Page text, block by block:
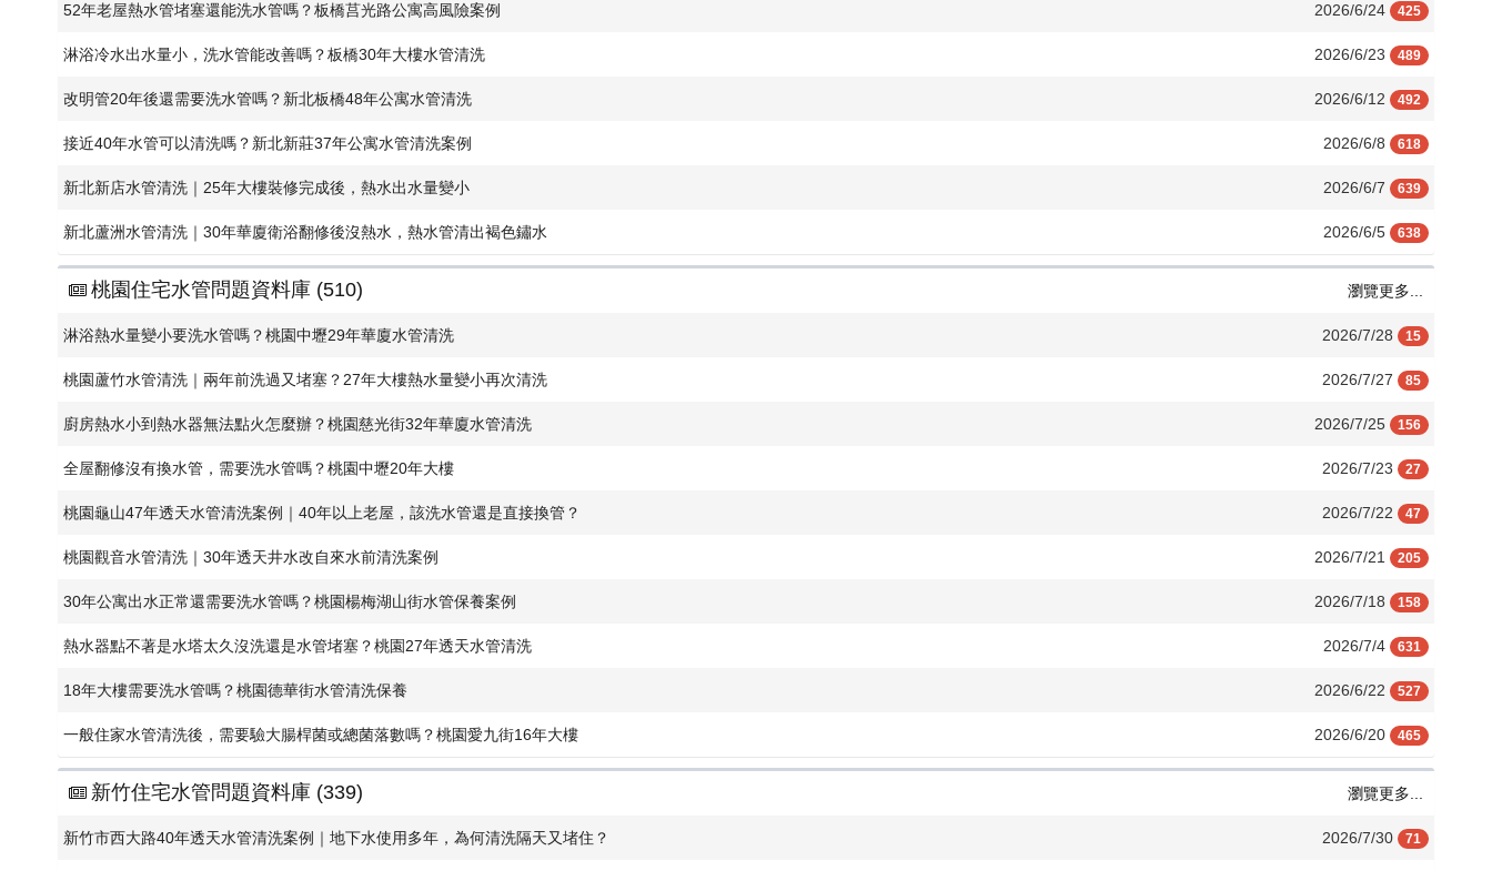
52年老屋熱水管堵塞還能洗水管嗎？板橋莒光路公寓高風險案例 2026/6/24 425
淋浴冷水出水量小，洗水管能改善嗎？板橋30年大樓水管清洗 2026/6/23 489
改明管20年後還需要洗水管嗎？新北板橋48年公寓水管清洗 2026/6/12 492
接近40年水管可以清洗嗎？新北新莊37年公寓水管清洗案例 2026/6/8 618
新北新店水管清洗｜25年大樓裝修完成後，熱水出水量變小 2026/6/7 639
新北蘆洲水管清洗｜30年華廈衛浴翻修後沒熱水，熱水管清出褐色鏽水 2026/6/5 638
桃園住宅水管問題資料庫 (510) 瀏覽更多...
淋浴熱水量變小要洗水管嗎？桃園中壢29年華廈水管清洗 2026/7/28 15
桃園蘆竹水管清洗｜兩年前洗過又堵塞？27年大樓熱水量變小再次清洗 2026/7/27 85
廚房熱水小到熱水器無法點火怎麼辦？桃園慈光街32年華廈水管清洗 2026/7/25 156
全屋翻修沒有換水管，需要洗水管嗎？桃園中壢20年大樓 2026/7/23 27
​桃園龜山47年透天水管清洗案例｜40年以上老屋，該洗水管還是直接換管？ 2026/7/22 47
桃園觀音水管清洗｜30年透天井水改自來水前清洗案例 2026/7/21 205
30年公寓出水正常還需要洗水管嗎？桃園楊梅湖山街水管保養案例 2026/7/18 158
熱水器點不著是水塔太久沒洗還是水管堵塞？桃園27年透天水管清洗 2026/7/4 631
18年大樓需要洗水管嗎？桃園德華街水管清洗保養 2026/6/22 527
一般住家水管清洗後，需要驗大腸桿菌或總菌落數嗎？桃園愛九街16年大樓 2026/6/20 465
新竹住宅水管問題資料庫 (339) 瀏覽更多...
新竹市西大路40年透天水管清洗案例｜地下水使用多年，為何清洗隔天又堵住？ 2026/7/30 71